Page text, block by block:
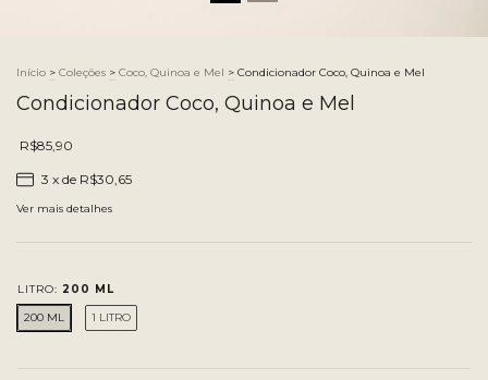
Início > Coleções > Coco, Quinoa e Mel > Condicionador Coco, Quinoa e Mel
Condicionador Coco, Quinoa e Mel
R$85,90
3 x de R$30,65
Ver mais detalhes
LITRO: 200 ML
200 ML
1 LITRO